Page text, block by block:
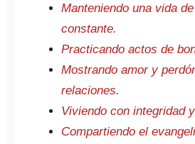
Manteniendo una vida
constante.
Practicando actos de
Mostrando amor y
relaciones.
Viviendo con integridad
Compartiendo el